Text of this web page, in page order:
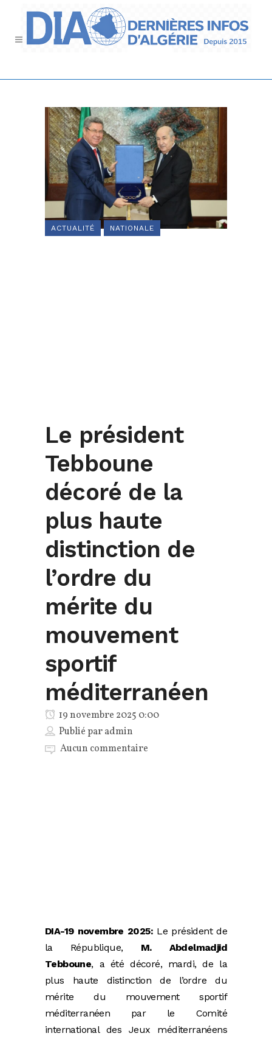
ACTUALITÉ NATIONALE
Le président
Tebboune
décoré de la
plus haute
distinction de
l’ordre du
mérite du
mouvement
sportif
méditerranéen
19 novembre 2025 0:00
Publié paradmin
Aucun commentaire
DIA-19 novembre 2025: Le président de
la République, M. Abdelmadjid
Tebboune, a été décoré, mardi, de la
plus haute distinction de l’ordre du
mérite du mouvement sportif
méditerranéen par le Comité
international des Jeux méditerranéens